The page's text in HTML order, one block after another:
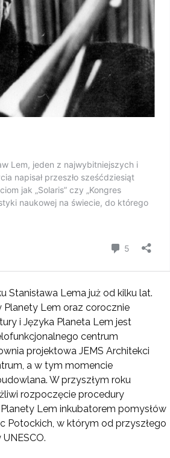
Stanisława Lema już od kilku lat.
Planety Lem oraz corocznie
i Języka Planeta Lem jest
centrum
projektowa JEMS Architekci
a w tym momencie
W przyszłym roku
rozpoczęcie procedury
Lem inkubatorem pomysłów
Potockich, w którym od przyszłego